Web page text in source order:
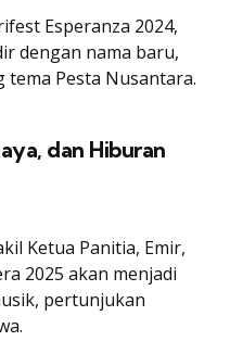
Esperanza 2024,
dengan nama baru,
tema Pesta Nusantara.
dan Hiburan
Ketua Panitia, Emir,
2025 akan menjadi
pertunjukan